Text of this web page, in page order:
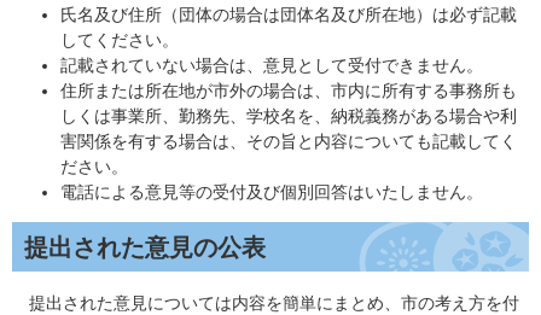
氏名及び住所（団体の場合は団体名及び所在地）は必ず記載
してください。
記載されていない場合は、意見として受付できません。
住所または所在地が市外の場合は、市内に所有する事務所も
しくは事業所、勤務先、学校名を、納税義務がある場合や利
害関係を有する場合は、その旨と内容についても記載してく
ださい。
電話による意見等の受付及び個別回答はいたしません。
提出された意見の公表
提出された意見については内容を簡単にまとめ、市の考え方を付